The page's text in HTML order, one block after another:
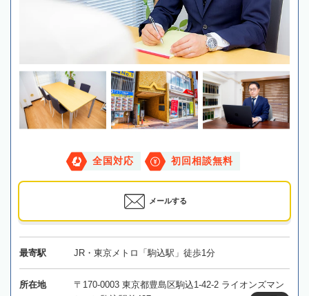
全国対応 初回相談無料
メールする
最寄駅 JR・東京メトロ「駒込駅」徒歩1分
所在地
〒170-0003 東京都豊島区駒込1-42-2 ライオンズマン